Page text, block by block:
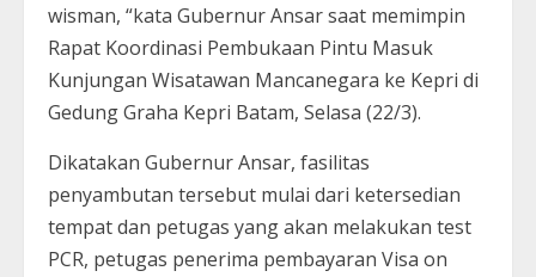
wisman, “kata Gubernur Ansar saat memimpin
Rapat Koordinasi Pembukaan Pintu Masuk
Kunjungan Wisatawan Mancanegara ke Kepri di
Gedung Graha Kepri Batam, Selasa (22/3).
Dikatakan Gubernur Ansar, fasilitas
penyambutan tersebut mulai dari ketersedian
tempat dan petugas yang akan melakukan test
PCR, petugas penerima pembayaran Visa on